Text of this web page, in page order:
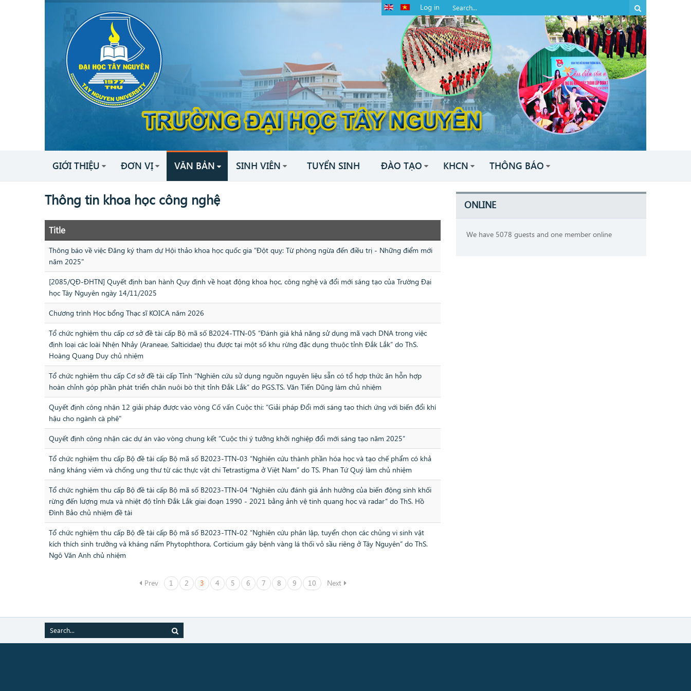
Log in
GIỚI THIỆU ĐƠN VỊ VĂN BẢN SINH VIÊN TUYỂN SINH ĐÀO TẠO KHCN THÔNG BÁO
Thông tin khoa học công nghệ
Title
Thông báo về việc Đăng ký tham dự Hội thảo khoa học quốc gia "Đột quỵ: Từ phòng ngừa đến điều trị - Những điểm mới
năm 2025"
[2085/QĐ-ĐHTN] Quyết định ban hành Quy định về hoạt động khoa học, công nghệ và đổi mới sáng tạo của Trường Đại
học Tây Nguyên ngày 14/11/2025
Chương trình Học bổng Thạc sĩ KOICA năm 2026
Tổ chức nghiệm thu cấp cơ sở đề tài cấp Bộ mã số B2024-TTN-05 “Đánh giá khả năng sử dụng mã vạch DNA trong việc
định loại các loài Nhện Nhảy (Araneae, Salticidae) thu được tại một số khu rừng đặc dụng thuộc tỉnh Đắk Lắk” do ThS.
Hoàng Quang Duy chủ nhiệm
Tổ chức nghiệm thu cấp Cơ sở đề tài cấp Tỉnh “Nghiên cứu sử dụng nguồn nguyên liệu sẵn có tổ hợp thức ăn hỗn hợp
hoàn chỉnh góp phần phát triển chăn nuôi bò thịt tỉnh Đắk Lắk” do PGS.TS. Văn Tiến Dũng làm chủ nhiệm
Quyết định công nhận 12 giải pháp được vào vòng Cố vấn Cuộc thi: “Giải pháp Đổi mới sáng tạo thích ứng với biến đổi khí
hậu cho ngành cà phê"
Quyết định công nhận các dự án vào vòng chung kết “Cuộc thi ý tưởng khởi nghiệp đổi mới sáng tạo năm 2025”
Tổ chức nghiệm thu cấp Bộ đề tài cấp Bộ mã số B2023-TTN-03 “Nghiên cứu thành phần hóa học và tạo chế phẩm có khả
năng kháng viêm và chống ung thư từ các thực vật chi Tetrastigma ở Việt Nam” do TS. Phan Tứ Quý làm chủ nhiệm
Tổ chức nghiệm thu cấp Bộ đề tài cấp Bộ mã số B2023-TTN-04 “Nghiên cứu đánh giá ảnh hưởng của biến động sinh khối
rừng đến lượng mưa và nhiệt độ tỉnh Đắk Lắk giai đoạn 1990 - 2021 bằng ảnh vệ tinh quang học và radar” do ThS. Hồ
Đình Bảo chủ nhiệm đề tài
Tổ chức nghiệm thu cấp Bộ đề tài cấp Bộ mã số B2023-TTN-02 “Nghiên cứu phân lập, tuyển chọn các chủng vi sinh vật
kích thích sinh trưởng và kháng nấm Phytophthora, Corticium gây bệnh vàng lá thối vỏ sầu riêng ở Tây Nguyên” do ThS.
Ngô Văn Anh chủ nhiệm
Prev 1 2 3 4 5 6 7 8 9 10 Next
ONLINE
We have 5078 guests and one member online